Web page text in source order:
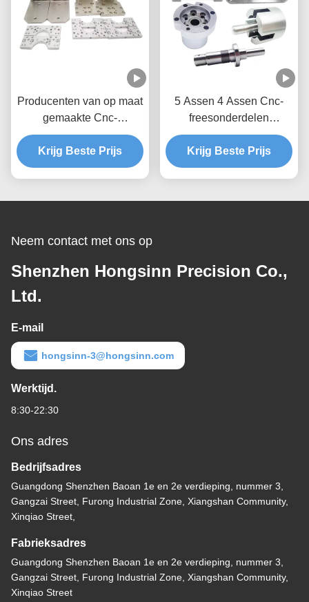
Producenten van op maat
gemaakte Cnc-
freesonderdelen voor
serieonderdelen
Prototypes Aluminium
Krijg Beste Prijs
5 Assen 4 Assen Cnc-
freesonderdelen
Freesdeeltjes
Krijg Beste Prijs
Neem contact met ons op
Shenzhen Hongsinn Precision Co.,
Ltd.
E-mail
hongsinn-3@hongsinn.com
Werktijd.
8:30-22:30
Ons adres
Bedrijfsadres
Guangdong Shenzhen Baoan 1e en 2e verdieping, nummer 3,
Gangzai Street, Furong Industrial Zone, Xiangshan Community,
Xinqiao Street,
Fabrieksadres
Guangdong Shenzhen Baoan 1e en 2e verdieping, nummer 3,
Gangzai Street, Furong Industrial Zone, Xiangshan Community,
Xinqiao Street